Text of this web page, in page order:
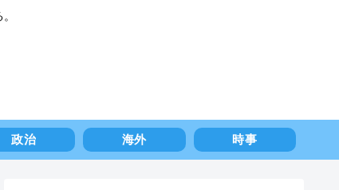
政治 海外 時事